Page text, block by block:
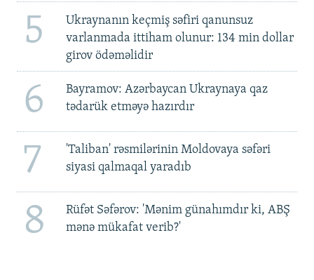
5
Ukraynanın keçmiş səfiri qanunsuz
varlanmada ittiham olunur: 134 min dollar
girov ödəməlidir
6
Bayramov: Azərbaycan Ukraynaya qaz
tədarük etməyə hazırdır
7
'Taliban' rəsmilərinin Moldovaya səfəri
siyasi qalmaqal yaradıb
8
Rüfət Səfərov: 'Mənim günahımdır ki, ABŞ
mənə mükafat verib?'